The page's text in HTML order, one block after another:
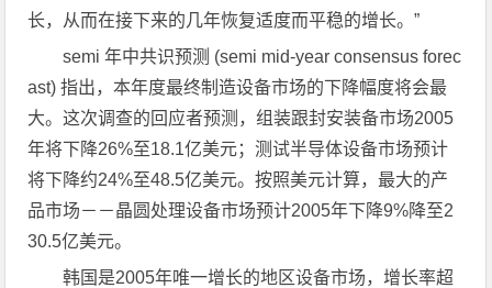
长，从而在接下来的几年恢复适度而平稳的增长。”
semi 年中共识预测 (semi mid-year consensus forec
ast) 指出，本年度最终制造设备市场的下降幅度将会最
大。这次调查的回应者预测，组装跟封安装备市场2005
年将下降26%至18.1亿美元；测试半导体设备市场预计
将下降约24%至48.5亿美元。按照美元计算，最大的产
品市场－－晶圆处理设备市场预计2005年下降9%降至2
30.5亿美元。
韩国是2005年唯一增长的地区设备市场，增长率超